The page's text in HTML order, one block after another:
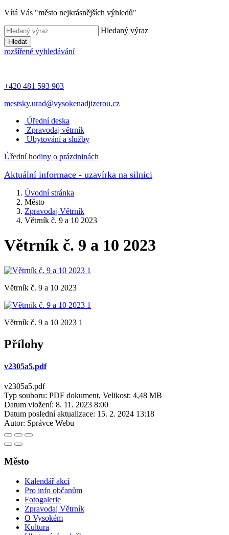
Vítá Vás "město nejkrásnějších výhledů"
Hledaný výraz
Hledat
rozšířené vyhledávání
+420 481 593 903
mestsky.urad@vysokenadjizerou.cz
Úřední deska
Zpravodaj větrník
Ubytování a služby
Úřední hodiny o prázdninách
Aktuální informace - uzavírka na silnici
Úvodní stránka
Město
Zpravodaj Větrník
Větrník č. 9 a 10 2023
Větrník č. 9 a 10 2023
Větrník č. 9 a 10 2023
Větrník č. 9 a 10 2023 1
Přílohy
v2305a5.pdf
v2305a5.pdf
Typ souboru: PDF dokument, Velikost: 4,48 MB
Datum vložení: 8. 11. 2023 8:00
Datum poslední aktualizace: 15. 2. 2024 13:18
Autor: Správce Webu
Město
Kalendář akcí
Pro info občanům
Fotogalerie
Zpravodaj Větrník
O Vysokém
Kultura